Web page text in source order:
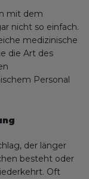
mit dem
nicht so einfach.
medizinische
die Art des
Personal
der länger
besteht oder
Oft